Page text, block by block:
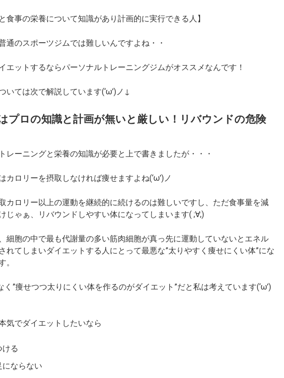
食事の栄養について知識があり計画的に実行できる人】
通のスポーツジムでは難しいんですよね・・
エットするならパーソナルトレーニングジムがオススメなんです！
いては次で解説しています(‘ω’)ノ↓
プロの知識と計画が無いと厳しい！リバウンドの危険
レーニングと栄養の知識が必要と上で書きましたが・・・
カロリーを摂取しなければ痩せますよね(‘ω’)ノ
カロリー以上の運動を継続的に続けるのは難しいですし、ただ食事量を減
じゃぁ、
リバウンドしやすい体になってしまいます( ;∀;)
細胞の中で最も代謝量の多い筋肉細胞が真っ先に運動していないとエネル
れてしまいダイエットする人にとって最悪な”太りやすく痩せにくい体”にな
。
く”痩せつつ太りにくい体を作るのがダイエット”だと私は考えています(‘ω’)
気でダイエットしたいなら
ける
にならない